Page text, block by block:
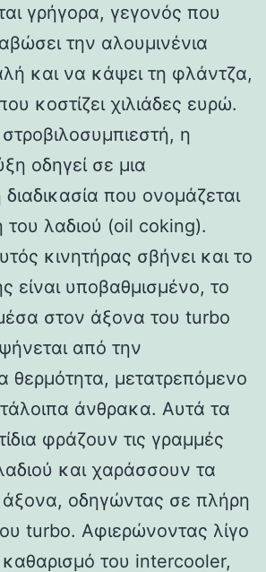
γρήγορα, γεγονός που
την αλουμινένια
και να κάψει τη φλάντζα,
κοστίζει χιλιάδες ευρώ.
στροβιλοσυμπιεστή, η
οδηγεί σε μια
που ονομάζεται
λαδιού (oil coking).
κινητήρας σβήνει και το
είναι υποβαθμισμένο, το
στον άξονα του turbo
από την
θερμότητα, μετατρεπόμενο
άνθρακα. Αυτά τα
φράζουν τις γραμμές
και χαράσσουν τα
οδηγώντας σε πλήρη
turbo. Αφιερώνοντας λίγο
του intercooler,